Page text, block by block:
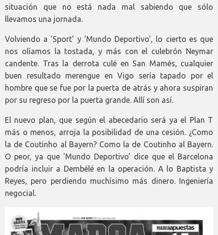
situación que no está nada mal sabiendo que sólo
llevamos una jornada.
Volviendo a 'Sport' y 'Mundo Deportivo', lo cierto es que
nos olíamos la tostada, y más con el culebrón Neymar
candente. Tras la derrota culé en San Mamés, cualquier
buen resultado merengue en Vigo sería tapado por el
hombre que se fue por la puerta de atrás y ahora suspiran
por su regreso por la puerta grande. Allí son así.
El nuevo plan, que según el abecedario será ya el Plan T
más o menos, arroja la posibilidad de una cesión. ¿Como
la de Coutinho al Bayern? Como la de Coutinho al Bayern.
O peor, ya que 'Mundo Deportivo' dice que el Barcelona
podría incluir a Dembélé en la operación. A lo Baptista y
Reyes, pero perdiendo muchísimo más dinero. Ingeniería
negocial.